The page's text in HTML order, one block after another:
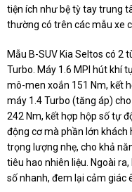
tiện ích như bệ tỳ tay trung
thường có trên các mẫu xe
Mẫu B-SUV Kia Seltos có 2
Turbo. Máy 1.6 MPI hút khí
mô-men xoắn 151 Nm, kết
máy 1.4 Turbo (tăng áp)
242 Nm, kết hợp hộp số tự
động cơ mà phần lớn
trọng lượng nhẹ, cho khả
tiêu hao nhiên liệu. Ngoài
số nhanh, đem lại cảm giác